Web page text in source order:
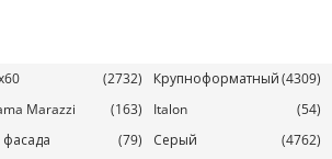
(2732) Крупноформатный(4309)
Marazzi (163) Italon (54)
(79) Серый (4762)